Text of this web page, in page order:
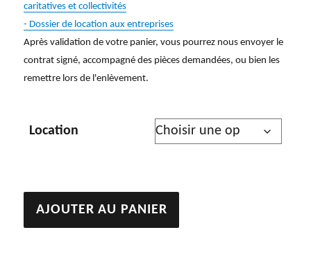
caritatives et collectivités
- Dossier de location aux entreprises
Après validation de votre panier, vous pourrez nous envoyer le
contrat signé, accompagné des pièces demandées, ou bien les
remettre lors de l'enlèvement.
Location
quantité
de
AJOUTER AU PANIER